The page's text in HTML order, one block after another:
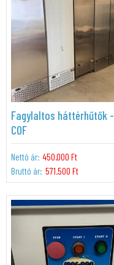
Fagylaltos háttérhűtők -
COF
Nettó ár: 450.000 Ft
Bruttó ár: 571.500 Ft